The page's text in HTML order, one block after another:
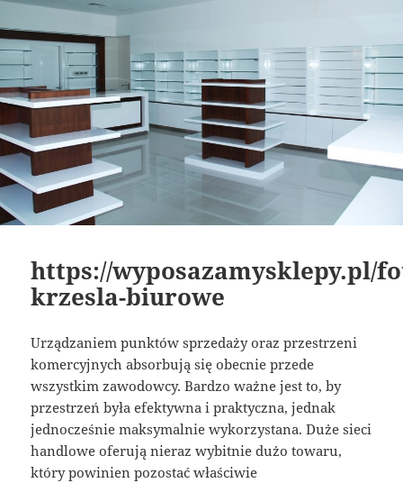
https://wyposazamysklepy.pl/
krzesla-biurowe
Urządzaniem punktów sprzedaży oraz przestrzeni
komercyjnych absorbują się obecnie przede
wszystkim zawodowcy. Bardzo ważne jest to, by
przestrzeń była efektywna i praktyczna, jednak
jednocześnie maksymalnie wykorzystana. Duże sieci
handlowe oferują nieraz wybitnie dużo towaru,
który powinien pozostać właściwie